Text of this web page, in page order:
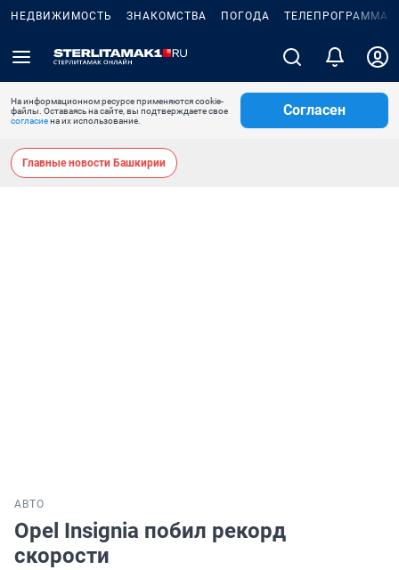
НЕДВИЖИМОСТЬ ЗНАКОМСТВА ПОГОДА ТЕЛЕПРОГРАММА
На информационном ресурсе применяются cookie-
файлы. Оставаясь на сайте, вы подтверждаете свое
согласиена их использование.
Согласен
Главные новости Башкирии
АВТО
Opel Insignia побил рекорд
скорости